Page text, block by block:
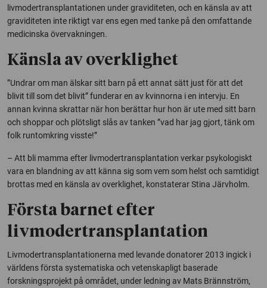
livmodertransplantationen under graviditeten, och en känsla av att
graviditeten inte riktigt var ens egen med tanke på den omfattande
medicinska övervakningen.
Känsla av overklighet
”Undrar om man älskar sitt barn på ett annat sätt just för att det
blivit till som det blivit” funderar en av kvinnorna i en intervju. En
annan kvinna skrattar när hon berättar hur hon är ute med sitt barn
och shoppar och plötsligt slås av tanken ”vad har jag gjort, tänk om
folk runtomkring visste!”
– Att bli mamma efter livmodertransplantation verkar psykologiskt
vara en blandning av att känna sig som vem som helst och samtidigt
brottas med en känsla av overklighet, konstaterar Stina Järvholm.
Första barnet efter
livmodertransplantation
Livmodertransplantationerna med levande donatorer 2013 ingick i
världens första systematiska och vetenskapligt baserade
forskningsprojekt på området, under ledning av Mats Brännström,